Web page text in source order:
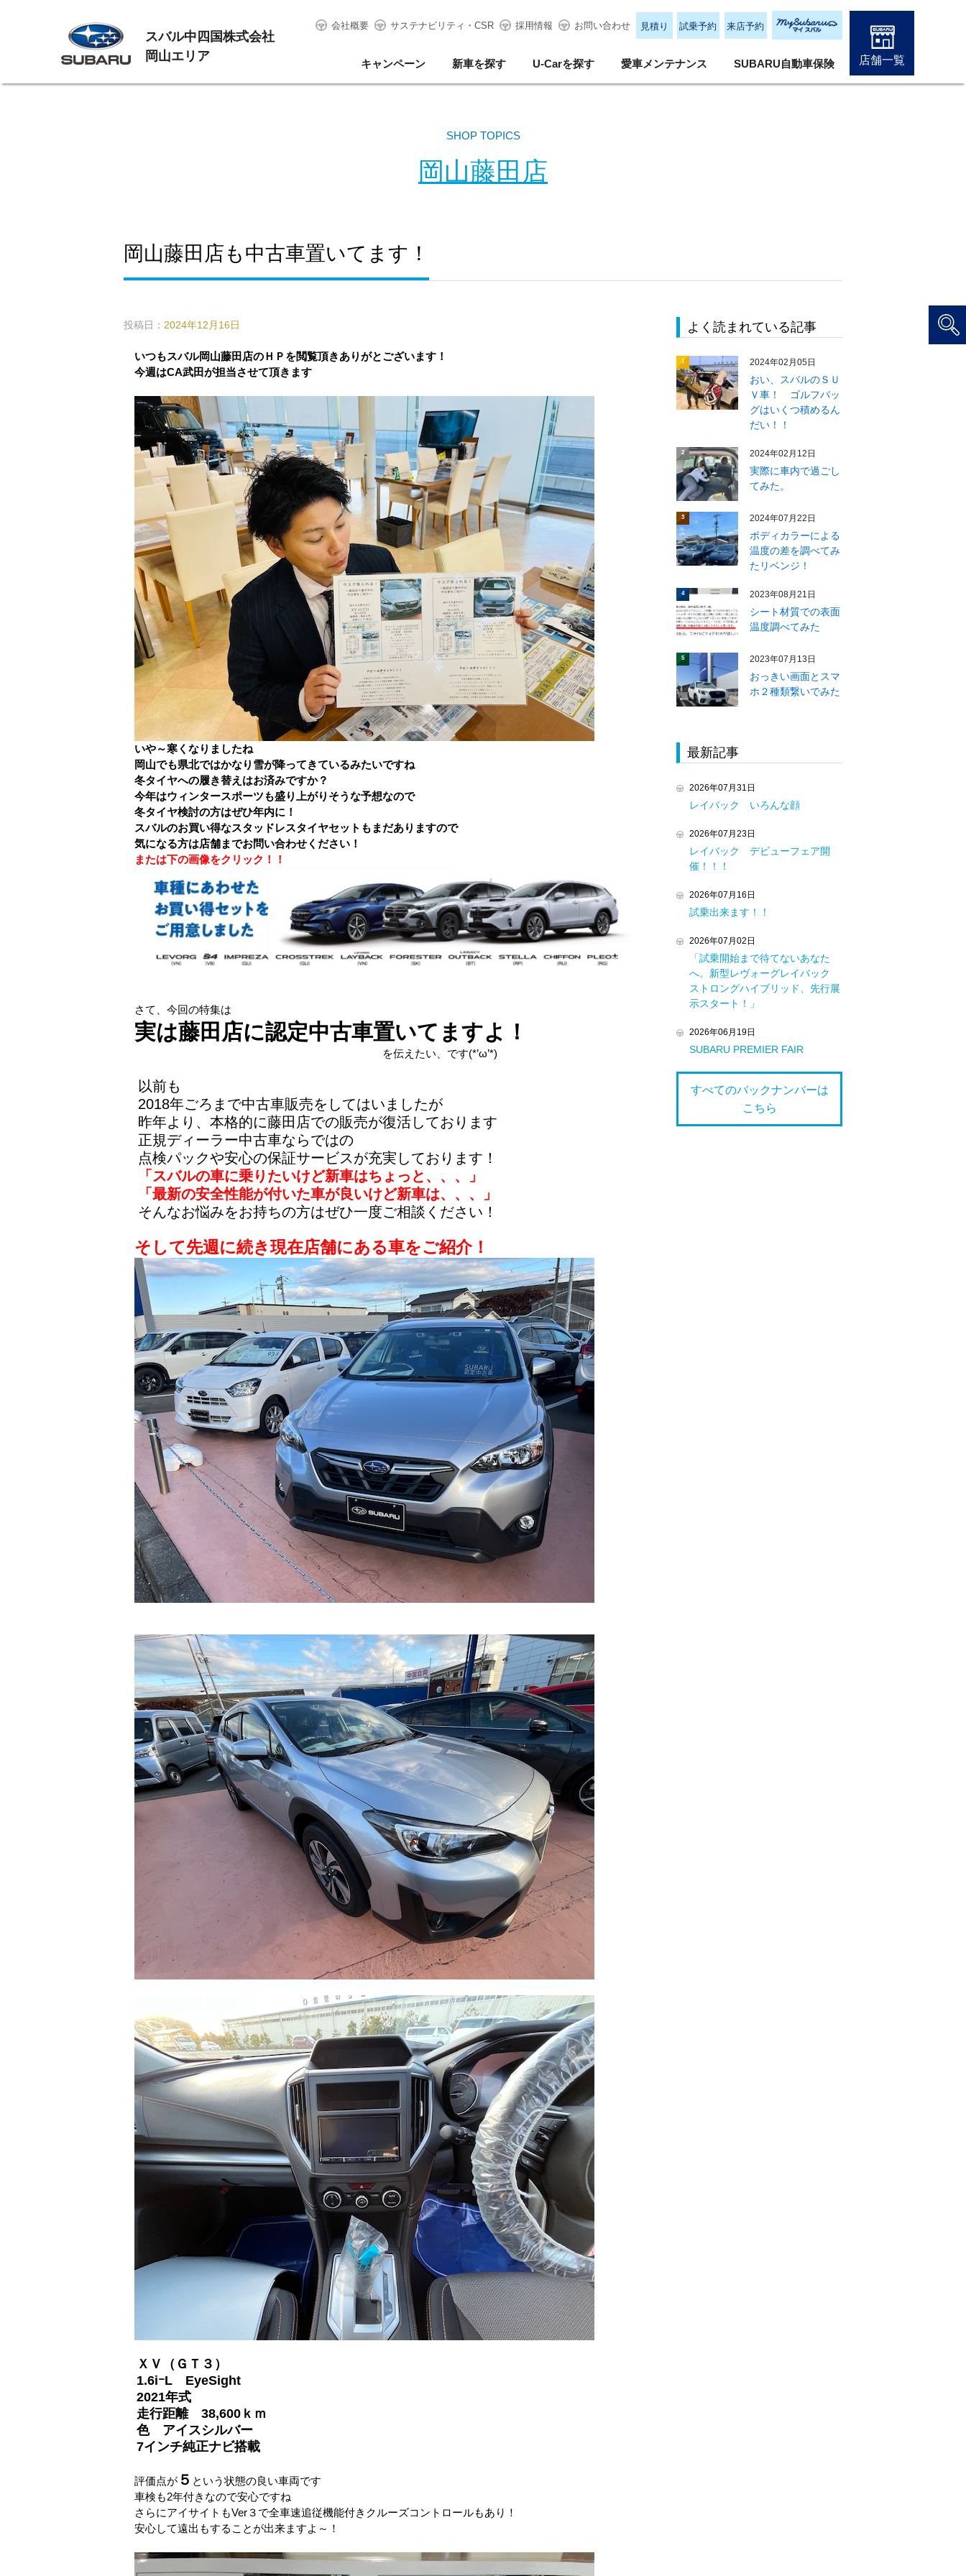
スバル中四国株式会社
岡山エリア
会社概要 サステナビリティ・CSR 採用情報 お問い合わせ 見積り 試乗予約 来店予約
キャンペーン 新車を探す U-Carを探す 愛車メンテナンス SUBARU自動車保険 店舗一覧
SHOP TOPICS
岡山藤田店
岡山藤田店も中古車置いてます！
投稿日： 2024年12月16日
いつもスバル岡山藤田店のＨＰを閲覧頂きありがとございます！
今週はCA武田が担当させて頂きます
いや～寒くなりましたね
岡山でも県北ではかなり雪が降ってきているみたいですね
冬タイヤへの履き替えはお済みですか？
今年はウィンタースポーツも盛り上がりそうな予想なので
冬タイヤ検討の方はぜひ年内に！
スバルのお買い得なスタッドレスタイヤセットもまだありますので
気になる方は店舗までお問い合わせください！
または下の画像をクリック！！
さて、今回の特集は
実は藤田店に認定中古車置いてますよ！
を伝えたい、です(*’ω’*)
以前も
2018年ごろまで中古車販売をしてはいましたが
昨年より、本格的に藤田店での販売が復活しております
正規ディーラー中古車ならではの
点検パックや安心の保証サービスが充実しております！
「スバルの車に乗りたいけど新車はちょっと、、、」
「最新の安全性能が付いた車が良いけど新車は、、、」
そんなお悩みをお持ちの方はぜひ一度ご相談ください！
そして先週に続き現在店舗にある車をご紹介！
ＸＶ（ＧＴ３）
1.6iｰL EyeSight
2021年式
走行距離 38,600ｋｍ
色 アイスシルバー
7インチ純正ナビ搭載
評価点が ５ という状態の良い車両です
車検も2年付きなので安心ですね
さらにアイサイトもVer３で全車速追従機能付きクルーズコントロールもあり！
安心して遠出もすることが出来ますよ～！
よく読まれている記事
1 2024年02月05日
おい、スバルのＳＵ
Ｖ車！ ゴルフバッ
グはいくつ積めるん
だい！！
2 2024年02月12日
実際に車内で過ごし
てみた。
3 2024年07月22日
ボディカラーによる
温度の差を調べてみ
たリベンジ！
4 2023年08月21日
シート材質での表面
温度調べてみた
5 2023年07月13日
おっきい画面とスマ
ホ２種類繋いでみた
最新記事
2026年07月31日
レイバック いろんな顔
2026年07月23日
レイバック デビューフェア開
催！！！
2026年07月16日
試乗出来ます！！
2026年07月02日
「試乗開始まで待てないあなた
へ。新型レヴォーグレイバック
ストロングハイブリッド、先行展
示スタート！」
2026年06月19日
SUBARU PREMIER FAIR
すべてのバックナンバーは
こちら